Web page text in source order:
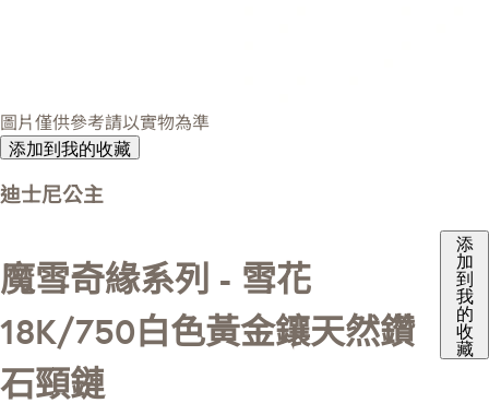
圖片僅供參考請以實物為準
添加到我的收藏
迪士尼公主
魔雪奇緣系列 - 雪花
18K/750白色黃金鑲天然鑽
石頸鏈
添
加
到
我
的
收
藏